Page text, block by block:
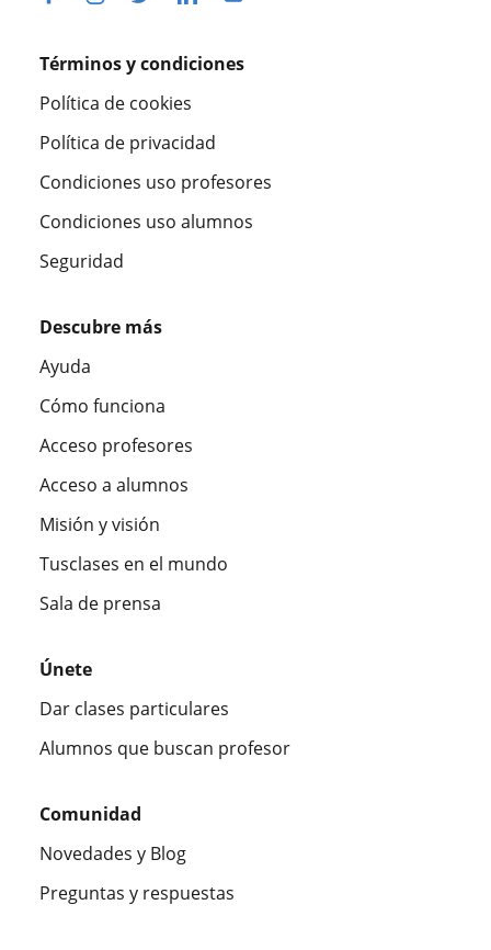
Términos y condiciones
Política de cookies
Política de privacidad
Condiciones uso profesores
Condiciones uso alumnos
Seguridad
Descubre más
Ayuda
Cómo funciona
Acceso profesores
Acceso a alumnos
Misión y visión
Tusclases en el mundo
Sala de prensa
Únete
Dar clases particulares
Alumnos que buscan profesor
Comunidad
Novedades y Blog
Preguntas y respuestas